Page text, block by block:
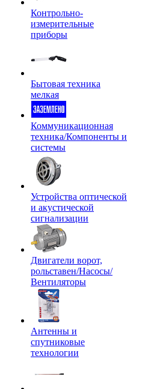
Контрольно-
измерительные
приборы
Бытовая техника
мелкая
Коммуникационная
техника/Компоненты и
системы
Устройства оптической
и акустической
сигнализации
Двигатели ворот,
рольставен/Насосы/
Вентиляторы
Антенны и
спутниковые
технологии